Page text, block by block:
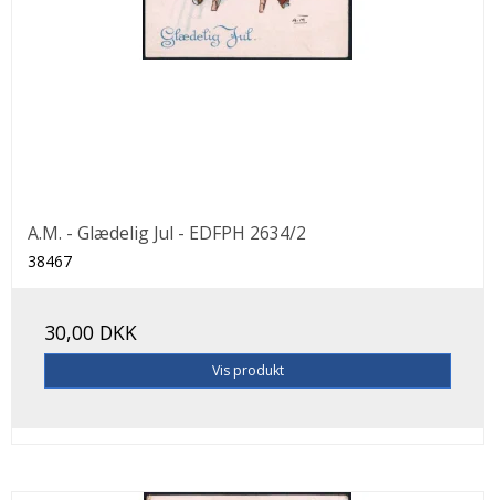
A.M. - Glædelig Jul - EDFPH 2634/2
38467
30,00 DKK
Vis produkt